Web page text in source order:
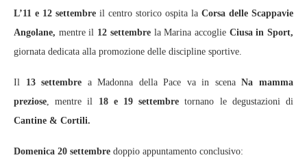
L’11 e 12 settembre il centro storico ospita la Corsa delle Scappavie
Angolane, mentre il 12 settembrela Marina accoglieCiusa in Sport,
giornata dedicata alla promozione delle discipline sportive.
Il 13 settembre a Madonna della Pace va in scenaNa mamma
preziose , mentre il 18 e 19 settembre tornano le degustazioni di
Cantine & Cortili.
Domenica 20 settembre doppio appuntamento conclusivo: